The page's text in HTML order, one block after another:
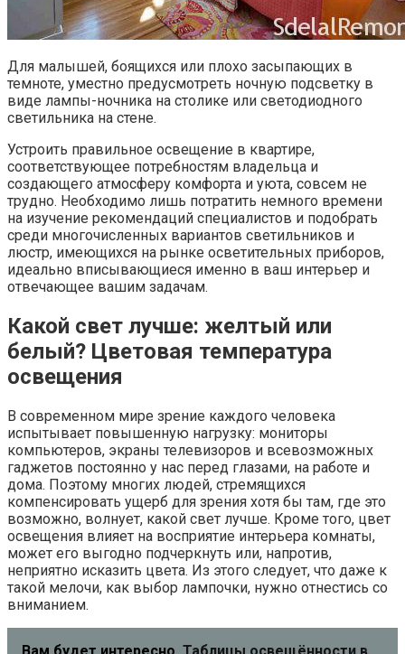
Для малышей, боящихся или плохо засыпающих в
темноте, уместно предусмотреть ночную подсветку в
виде лампы-ночника на столике или светодиодного
светильника на стене.
Устроить правильное освещение в квартире,
соответствующее потребностям владельца и
создающего атмосферу комфорта и уюта, совсем не
трудно. Необходимо лишь потратить немного времени
на изучение рекомендаций специалистов и подобрать
среди многочисленных вариантов светильников и
люстр, имеющихся на рынке осветительных приборов,
идеально вписывающиеся именно в ваш интерьер и
отвечающее вашим задачам.
Какой свет лучше: желтый или
белый? Цветовая температура
освещения
В современном мире зрение каждого человека
испытывает повышенную нагрузку: мониторы
компьютеров, экраны телевизоров и всевозможных
гаджетов постоянно у нас перед глазами, на работе и
дома. Поэтому многих людей, стремящихся
компенсировать ущерб для зрения хотя бы там, где это
возможно, волнует, какой свет лучше. Кроме того, цвет
освещения влияет на восприятие интерьера комнаты,
может его выгодно подчеркнуть или, напротив,
неприятно исказить цвета. Из этого следует, что даже к
такой мелочи, как выбор лампочки, нужно отнестись со
вниманием.
Вам будет интересно Таблицы освещённости в